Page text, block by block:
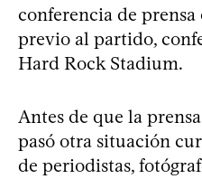
conferencia de
previo al partido,
Hard Rock Stadium.
Antes de que la
pasó otra situación
de periodistas,